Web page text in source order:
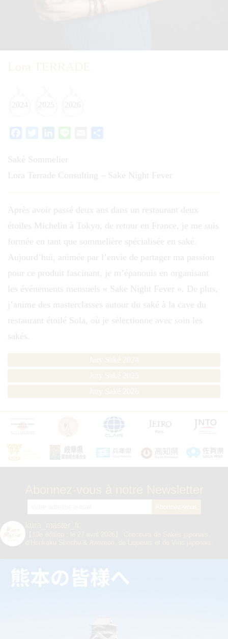
2024 2025 2026
FacebookTwitterLinkedIn Email
Saké Sommelier
Lora Terrade Consulting – Sake Night Fever
Après avoir passé deux ans dans un restaurant deux
étoiles Michelin à Tokyo, de retour en France, je me suis
formée en tant que sommelière spécialisée en saké.
Aujourd’hui, animée par l’envie de partager ma passion
pour ce produit fascinant, je m’épanouis en organisant
les événements mensuels « Sake Night Fever ». De plus,
j’anime des masterclasses autour du saké à la cave du
restaurant étoilé Sola, où je sélectionne avec soin les
sakés.